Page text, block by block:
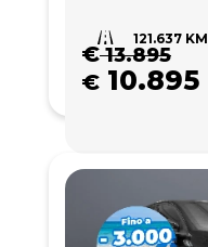
121.637 KM
€13.895
€ 10.895